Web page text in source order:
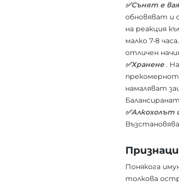
✅Сънят е
обновяват и
на реакция
малко 7-8
отличен
✅Хранене.
намаляват
Понякога
толкова